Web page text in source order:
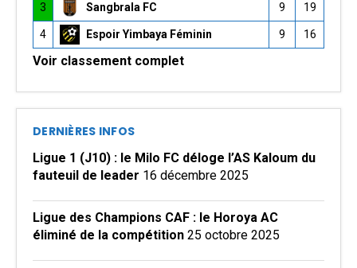
3 Sangbrala FC 9 19
4 Espoir Yimbaya Féminin 9 16
Voir classement complet
DERNIÈRES INFOS
Ligue 1 (J10) : le Milo FC déloge l’AS Kaloum du
fauteuil de leader 16 décembre 2025
Ligue des Champions CAF : le Horoya AC
éliminé de la compétition 25 octobre 2025